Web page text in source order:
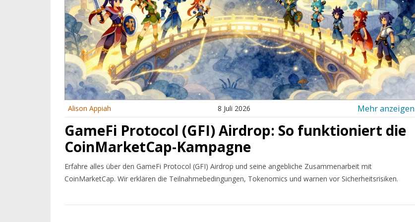
Alison Appiah 8 Juli 2026 Mehr anzeigen
GameFi Protocol (GFI) Airdrop: So funktioniert die
CoinMarketCap-Kampagne
Erfahre alles über den GameFi Protocol (GFI) Airdrop und seine angebliche Zusammenarbeit mit
CoinMarketCap. Wir erklären die Teilnahmebedingungen, Tokenomics und warnen vor Sicherheitsrisiken.